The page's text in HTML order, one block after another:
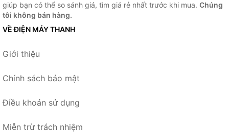
giúp bạn có thể so sánh giá, tìm giá rẻ nhất trước khi mua. Chúng
tôi không bán hàng.
VỀ ĐIỆN MÁY THANH
Giới thiệu
Chính sách bảo mật
Điều khoản sử dụng
Miễn trừ trách nhiệm